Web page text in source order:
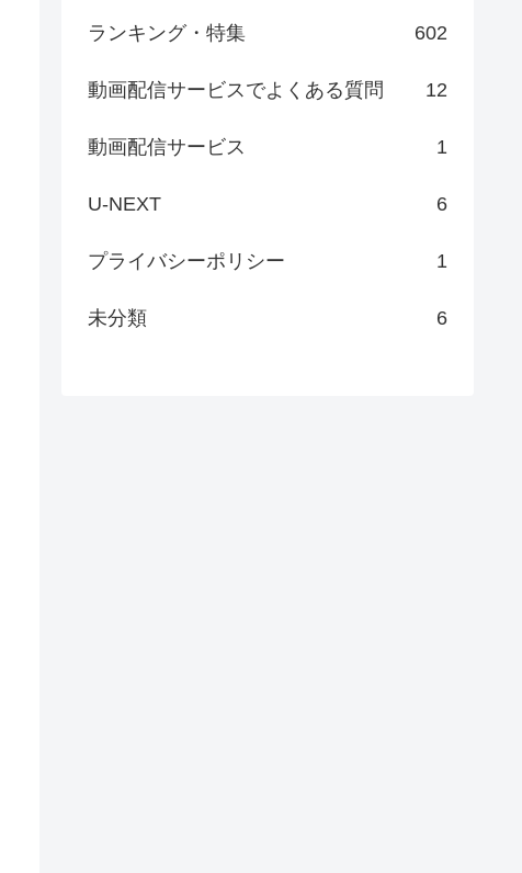
ランキング・特集 602
動画配信サービスでよくある質問 12
動画配信サービス 1
U-NEXT 6
プライバシーポリシー 1
未分類 6